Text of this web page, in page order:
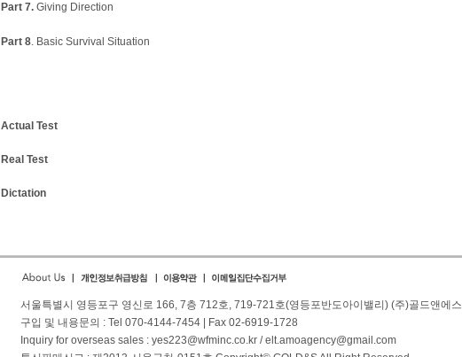
Part 7.Giving Direction
Part 8. Basic Survival Situation
Actual Test
Real Test
Dictation
서울특별시 영등포구 영신로 166, 7층 712호, 719-721호(영등포반도아이밸리) (주)골드앤에스
구입 및 내용문의 : Tel 070-4144-7454 | Fax 02-6919-1728
Inquiry for overseas sales : yes223@wfminc.co.kr / elt.amoagency@gmail.com